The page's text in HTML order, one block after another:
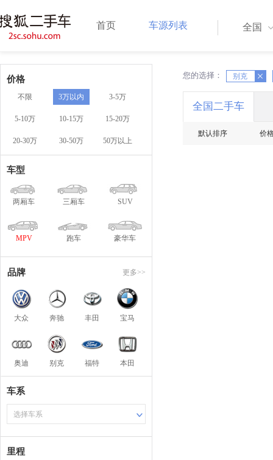
首页 车源列表 全国
价格
不限 3万以内 3-5万
5-10万 10-15万 15-20万
20-30万 30-50万 50万以上
车型
两厢车 三厢车 SUV
MPV 跑车 豪华车
品牌 更多>>
大众 奔驰 丰田 宝马
奥迪 别克 福特 本田
车系
选择车系
里程
您的选择： 别克
X X
全国二手车
默认排序 价